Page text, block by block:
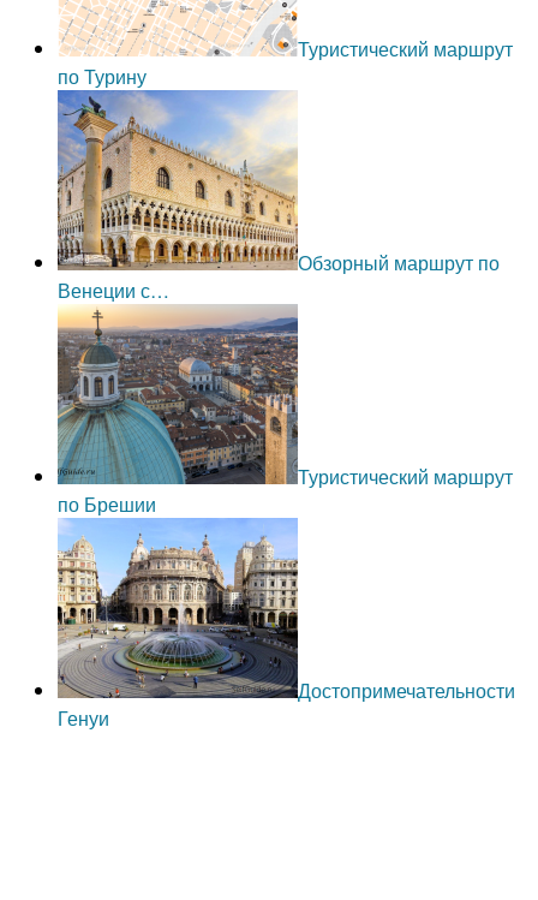
Туристический маршрут
по Турину
Обзорный маршрут по
Венеции с…
Туристический маршрут
по Брешии
Достопримечательности
Генуи